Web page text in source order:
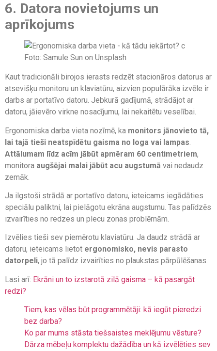
6. Datora novietojums un
aprīkojums
Kaut tradicionāli birojos ierasts redzēt stacionāros datorus ar
atsevišķu monitoru un klaviatūru, aizvien populārāka izvēle ir
darbs ar portatīvo datoru. Jebkurā gadījumā, strādājot ar
datoru, jāievēro virkne nosacījumu, lai nekaitētu veselībai.
Ergonomiska darba vieta nozīmē, ka monitors jānovieto tā,
lai tajā tieši neatspīdētu gaisma no loga vai lampas
Attālumam līdz acīm jābūt apmēram 60 centimetriem,
monitora augšējai malai jābūt acu augstumā vai nedaudz
zemāk.
Ja ilgstoši strādā ar portatīvo datoru, ieteicams iegādāties
speciālu paliktni, lai pielāgotu ekrāna augstumu. Tas palīdzēs
izvairīties no redzes un plecu zonas problēmām.
Izvēlies tieši sev piemērotu klaviatūru. Ja daudz strādā ar
datoru, ieteicams lietot ergonomisko, nevis parasto
datorpeli, jo tā palīdz izvairīties no plaukstas pārpūlēšanas.
Lasi arī: Ekrāni un to izstarotā zilā gaisma – kā pasargāt
redzi?
Tiem, kas vēlas būt programmētāji: kā iegūt pieredzi
bez darba?
Ko par mums stāsta tiešsaistes meklējumu vēsture?
Dārza mēbeļu komplektu dažādība un kā izvēlēties sev